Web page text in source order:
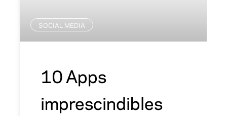
SOCIAL MEDIA
10 Apps
imprescindibles